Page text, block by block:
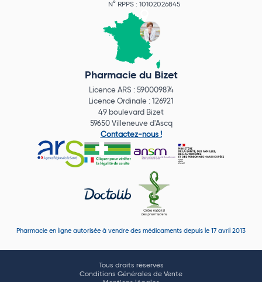
N° RPPS : 10102026845
Pharmacie du Bizet
Licence ARS : 590009874
Licence Ordinale : 126921
49 boulevard Bizet
59650 Villeneuve d'Ascq
Contactez-nous !
Pharmacie en ligne autorisée à vendre des médicaments depuis le 17 avril 2013
Tous droits réservés
Conditions Générales de Vente